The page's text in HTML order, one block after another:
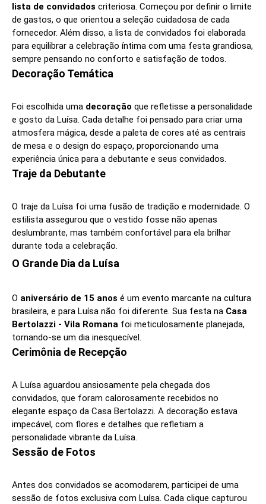
lista de convidados criteriosa. Começou por definir o limite
de gastos, o que orientou a seleção cuidadosa de cada
fornecedor. Além disso, a lista de convidados foi elaborada
para equilibrar a celebração íntima com uma festa grandiosa,
sempre pensando no conforto e satisfação de todos.
Decoração Temática
Foi escolhida uma decoração que refletisse a personalidade
e gosto da Luísa. Cada detalhe foi pensado para criar uma
atmosfera mágica, desde a paleta de cores até as centrais
de mesa e o design do espaço, proporcionando uma
experiência única para a debutante e seus convidados.
Traje da Debutante
O traje da Luísa foi uma fusão de tradição e modernidade. O
estilista assegurou que o vestido fosse não apenas
deslumbrante, mas também confortável para ela brilhar
durante toda a celebração.
O Grande Dia da Luísa
O aniversário de 15 anos é um evento marcante na cultura
brasileira, e para Luísa não foi diferente. Sua festa na Casa
Bertolazzi - Vila Romana foi meticulosamente planejada,
tornando-se um dia inesquecível.
Cerimônia de Recepção
A Luísa aguardou ansiosamente pela chegada dos
convidados, que foram calorosamente recebidos no
elegante espaço da Casa Bertolazzi. A decoração estava
impecável, com flores e detalhes que refletiam a
personalidade vibrante da Luísa.
Sessão de Fotos
Antes dos convidados se acomodarem, participei de uma
sessão de fotos exclusiva com Luísa. Cada clique capturou